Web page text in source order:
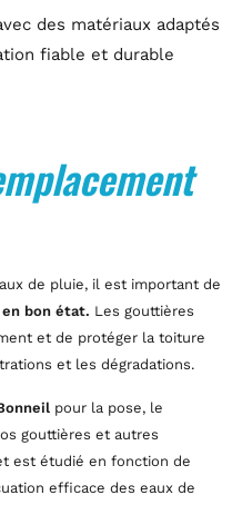
des matériaux adaptés
fiable et durable
de pluie, il est important de
bon état. Les gouttières
et de protéger la toiture
et les dégradations.
pour la pose, le
gouttières et autres
est étudié en fonction de
efficace des eaux de